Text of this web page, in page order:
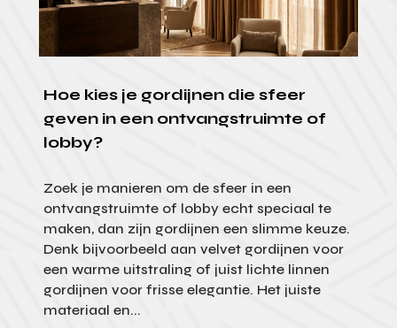
Hoe kies je gordijnen die sfeer
geven in een ontvangstruimte of
lobby?
Zoek je manieren om de sfeer in een
ontvangstruimte of lobby echt speciaal te
maken, dan zijn gordijnen een slimme keuze.
Denk bijvoorbeeld aan velvet gordijnen voor
een warme uitstraling of juist lichte linnen
gordijnen voor frisse elegantie. Het juiste
materiaal en...